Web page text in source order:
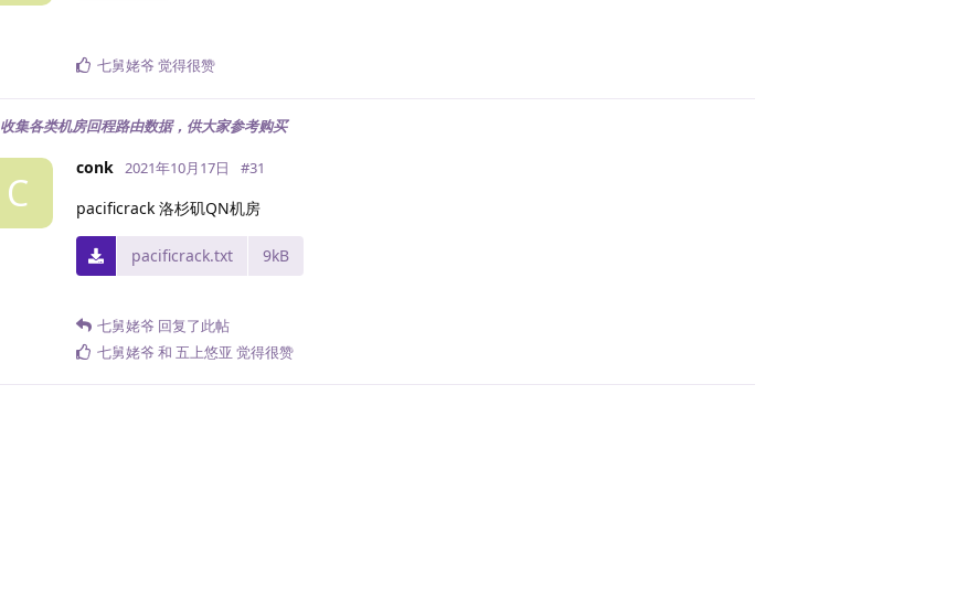
七舅姥爷 觉得很赞
收集各类机房回程路由数据，供大家参考购买
C
conk 2021年10月17日 #31
pacificrack 洛杉矶QN机房
pacificrack.txt 9kB
七舅姥爷 回复了此帖
七舅姥爷 和 五上悠亚 觉得很赞